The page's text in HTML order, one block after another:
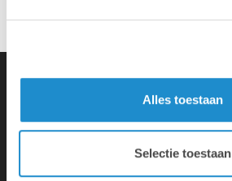
Alles toestaan
Selectie toestaan